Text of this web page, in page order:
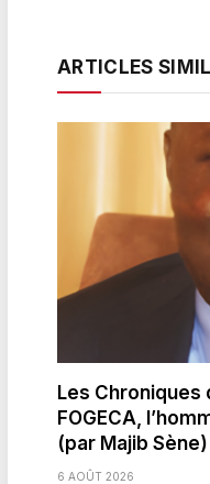
ARTICLES
Les Chroniques
FOGECA,
(par Majib Sène)
6 AOÛT 2026